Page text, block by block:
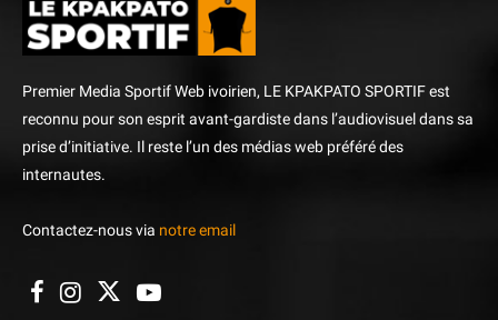
Premier Media Sportif Web ivoirien, LE KPAKPATO SPORTIF est
reconnu pour son esprit avant-gardiste dans l’audiovisuel dans sa
prise d’initiative. Il reste l’un des médias web préféré des
internautes.
Contactez-nous via notre email